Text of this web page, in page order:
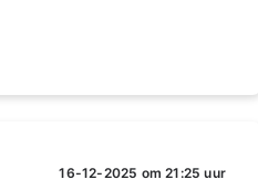
16-12-2025 om 21:25 uur